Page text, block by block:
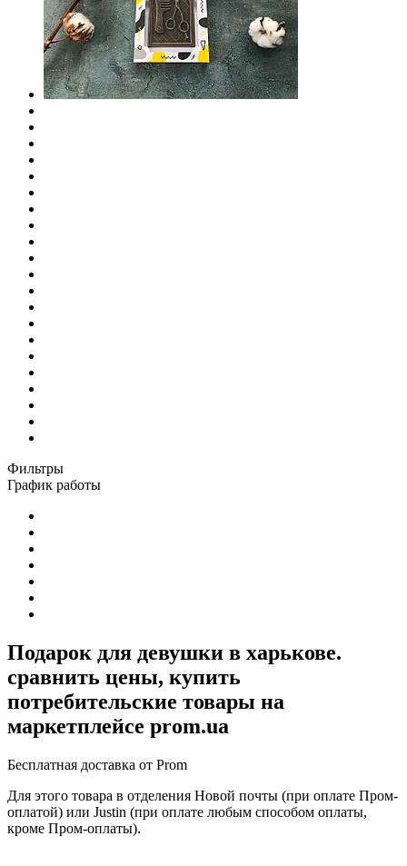
Фильтры
График работы
Подарок для девушки в харькове.
сравнить цены, купить
потребительские товары на
маркетплейсе prom.ua
Бесплатная доставка от Prom
Для этого товара в отделения Новой почты (при оплате Пром-
оплатой) или Justin (при оплате любым способом оплаты,
кроме Пром-оплаты).